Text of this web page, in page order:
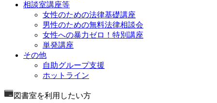
相談室講座等
女性のための法律基礎講座
男性のための無料法律相談会
女性への暴力ゼロ！特別講座
単発講座
その他
自助グループ支援
ホットライン
図書室を利用したい方